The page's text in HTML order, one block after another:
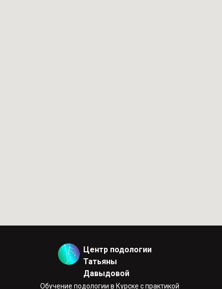
Центр подологии
Татьяны
Давыдовой
Обучение подологии в Курске с практикой